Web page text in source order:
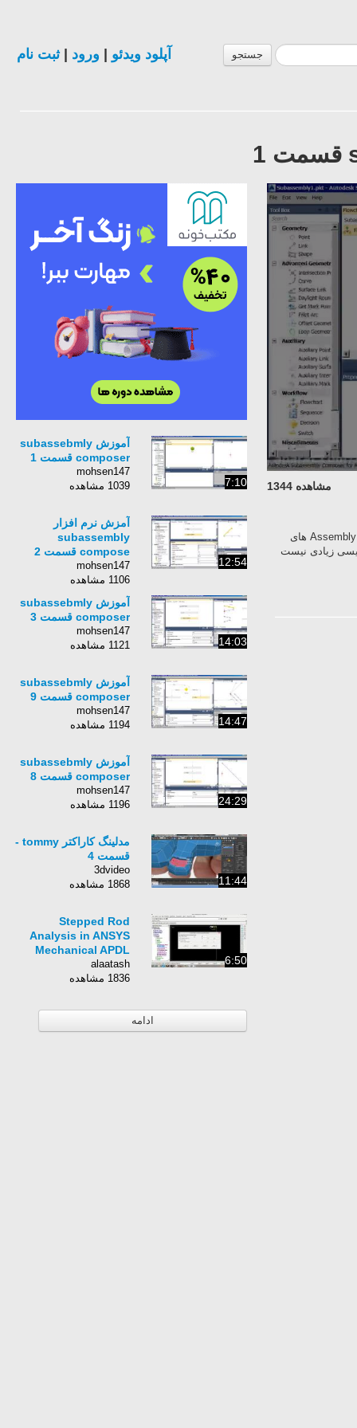
جستجو آپلود ویدئو ورود |ثبت نام
مشاهده 1344
برنامه Subassembly Composer مکمل برنامه Civil 3D تهیه شده که به کاربر امکان ساخت Assembly های
زیادی نیست
7:10
آموزش subassebmly
composer قسمت 1
mohsen147
1039 مشاهده
12:54
آمزش نرم افزار
subassembly
compose قسمت 2
mohsen147
1106 مشاهده
14:03
آموزش subassebmly
composer قسمت 3
mohsen147
1121 مشاهده
14:47
آموزش subassebmly
composer قسمت 9
mohsen147
1194 مشاهده
24:29
آموزش subassebmly
composer قسمت 8
mohsen147
1196 مشاهده
11:44
مدلینگ کاراکتر tommy -
قسمت 4
3dvideo
1868 مشاهده
6:50
Stepped Rod
Analysis in ANSYS
Mechanical APDL
alaatash
1836 مشاهده
ادامه